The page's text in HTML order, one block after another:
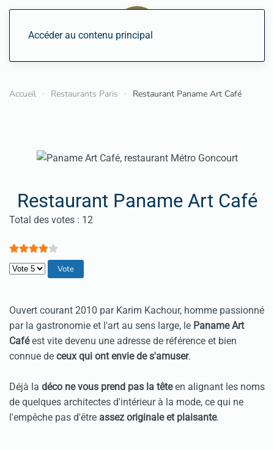
Accéder au contenu principal
Accueil Restaurants Paris Restaurant Paname Art Café
Restaurant Paname Art Café
Vote utilisateur:4/
Total des votes : 12
Veuillez voter
Ouvert courant 2010 par Karim Kachour, homme passionné
par la gastronomie et l'art au sens large, le Paname Art
Caféest vite devenu une adresse de référence et bien
connue de ceux qui ont envie de s'amuser.
Déjà la déco ne vous prend pas la têteen alignant les noms
de quelques architectes d'intérieur à la mode, ce qui ne
l'empêche pas d'être assez originale et plaisante.